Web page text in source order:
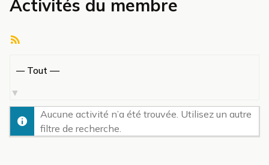
Activités du membre
par
activité:
Aucune activité n’a été trouvée. Utilisez un autre
filtre de recherche.